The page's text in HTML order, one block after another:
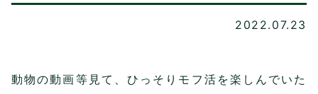
2022.07.23
動物の動画等見て、ひっそりモフ活を楽しんでいた